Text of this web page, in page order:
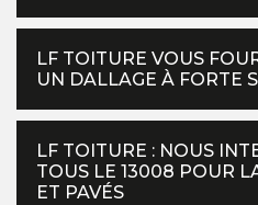
LF TOITURE VOUS
UN DALLAGE À FORTE
LF TOITURE : NOUS
TOUS LE 13008 POUR
ET PAVÉS